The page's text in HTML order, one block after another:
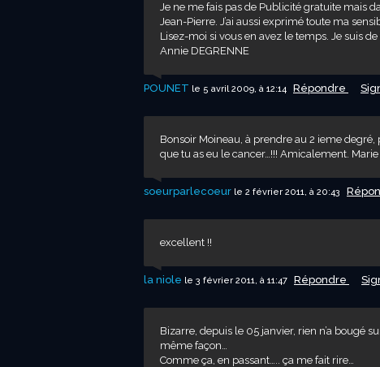
Je ne me fais pas de Publicité gratuite mais
Jean-Pierre. J’ai aussi exprimé toute ma
Lisez-moi si vous en avez le temps. Je suis
Annie DEGRENNE
POUNET le 5 avril 2009, à 12:14 Répondre
Bonsoir Moineau, à prendre au 2 ieme
que tu as eu le cancer…!!! Amicalement. Marie
soeurparlecoeur le 2 février 2011, à 20:43
excellent !!
la niole le 3 février 2011, à 11:47 Répondre
Bizarre, depuis le 05 janvier, rien n’a bougé
même façon…
Comme ça, en passant….. ça me fait rire…